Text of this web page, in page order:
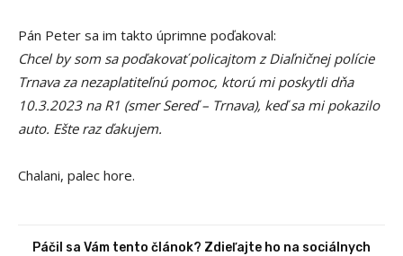
Pán Peter sa im takto úprimne poďakoval:
Chcel by som sa poďakovať policajtom z Diaľničnej polície
Trnava za nezaplatiteľnú pomoc, ktorú mi poskytli dňa
10.3.2023 na R1 (smer Sereď – Trnava), keď sa mi pokazilo
auto. Ešte raz ďakujem.
Chalani, palec hore.
Páčil sa Vám tento článok? Zdieľajte ho na sociálnych